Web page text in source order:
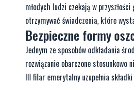
młodych ludzi czekają w
otrzymywać świadczenia, które
Bezpieczne formy
Jednym ze sposobów odkładania
rozwiązanie obarczone stosunkowo
III filar emerytalny uzupełnia